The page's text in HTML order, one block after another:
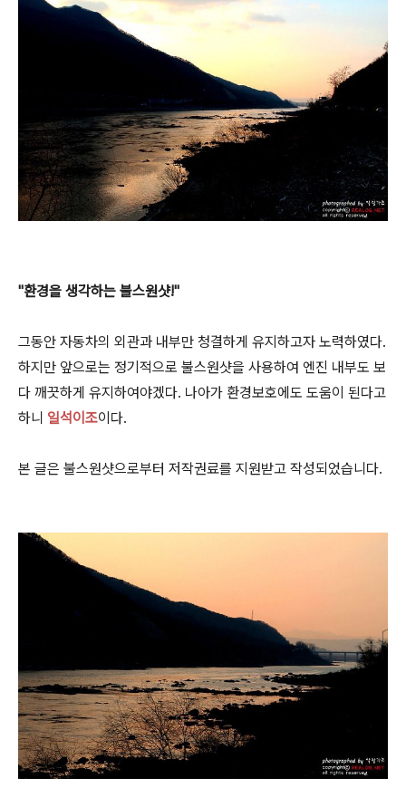
"환경을 생각하는 불스원샷!"
그동안 자동차의 외관과 내부만 청결하게 유지하고자 노력하였다.
하지만 앞으로는 정기적으로 불스원샷을 사용하여 엔진 내부도 보
다 깨끗하게 유지하여야겠다. 나아가 환경보호에도 도움이 된다고
하니 일석이조이다.
본 글은 불스원샷으로부터 저작권료를 지원받고 작성되었습니다.